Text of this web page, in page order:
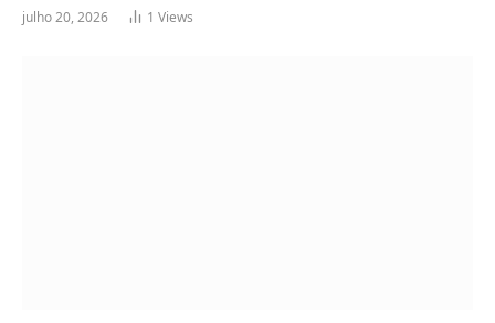
julho 20, 2026 1 Views